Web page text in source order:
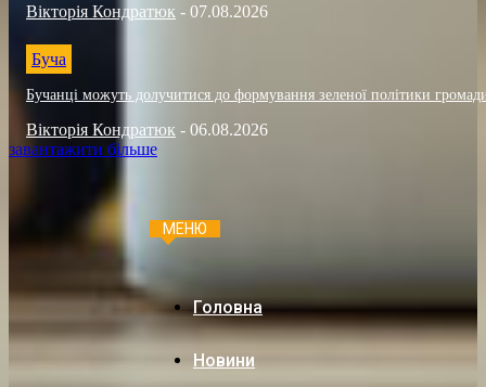
Вікторія Кондратюк - 07.08.2026
Буча
Бучанці можуть долучитися до формування зеленої політики
Вікторія Кондратюк - 06.08.2026
завантажити більше
МЕНЮ
Головна
Новини